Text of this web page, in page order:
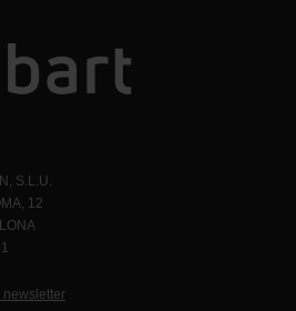
S.L.U.
12
newsletter